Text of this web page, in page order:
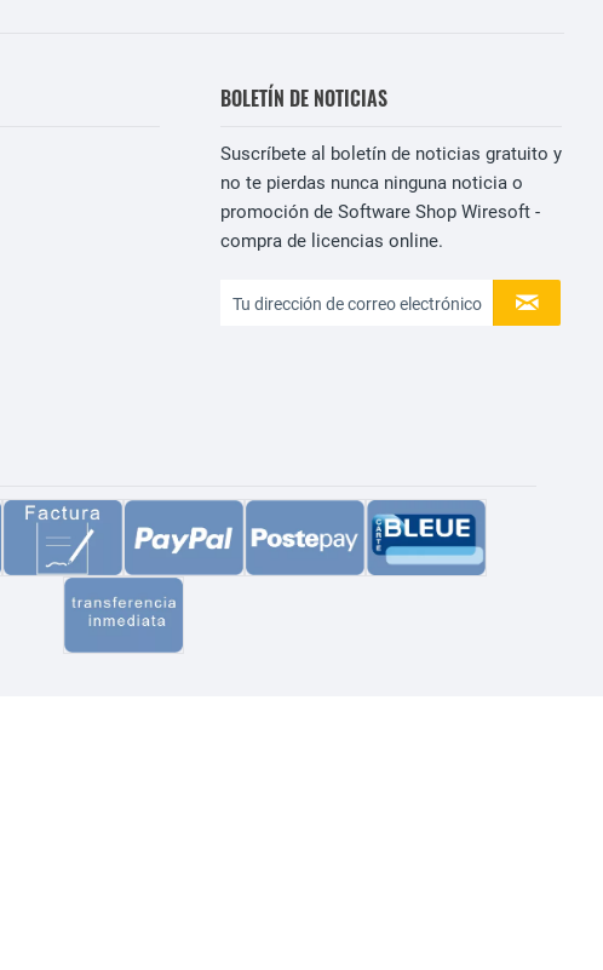
BOLETÍN DE NOTICIAS
Suscríbete al boletín de noticias gratuito y
no te pierdas nunca ninguna noticia o
promoción de Software Shop Wiresoft -
compra de licencias online.